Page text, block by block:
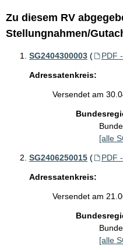
Zu diesem RV
Stellungnahmen/
SG2404300003 ( PDF
Adressatenkreis:
Versendet am
[alle
SG2406250015 ( PDF
Adressatenkreis:
Versendet am
[alle